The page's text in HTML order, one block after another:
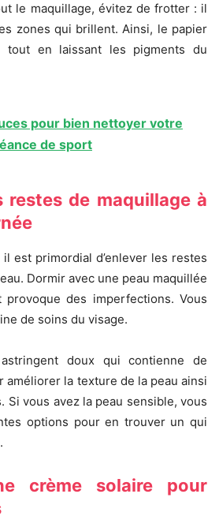
le maquillage, évitez de frotter : il
zones qui brillent. Ainsi, le papier
tout en laissant les pigments du
pour bien nettoyer votre
de sport
restes de maquillage à
est primordial d’enlever les restes
Dormir avec une peau maquillée
des imperfections. Vous
de soins du visage.
doux qui contienne de
améliorer la texture de la peau ainsi
Si vous avez la peau sensible, vous
options pour en trouver un qui
crème solaire pour